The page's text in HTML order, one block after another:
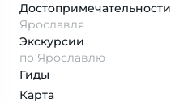
Достопримеча­тельности
Ярославля
Экскурсии
по Ярославлю
Гиды
Карта